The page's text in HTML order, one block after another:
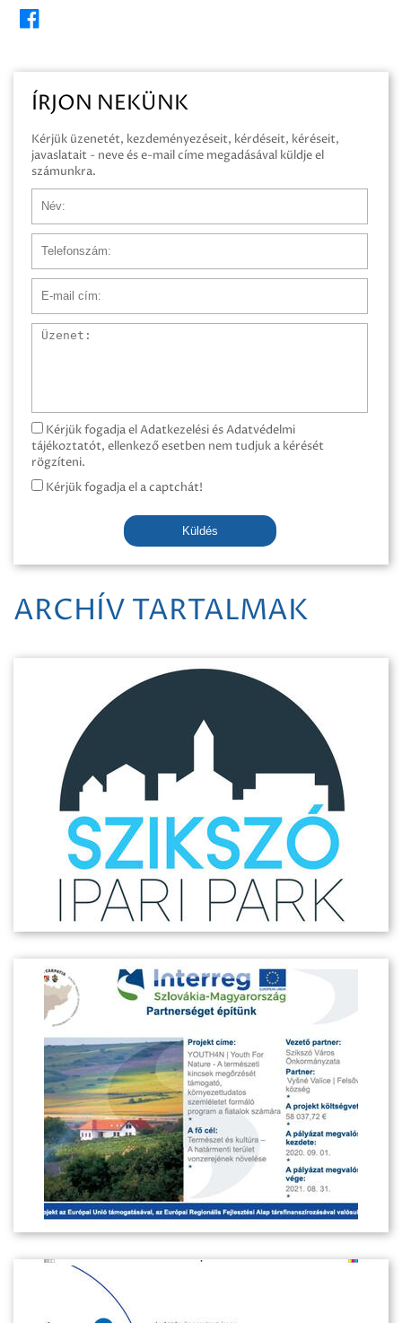
ÍRJON NEKÜNK
Kérjük üzenetét, kezdeményezéseit, kérdéseit, kéréseit,
javaslatait - neve és e-mail címe megadásával küldje el
számunkra.
Név
Telefonszám
E-mail cím
Üzenet
Kérjük fogadja el Adatkezelési és Adatvédelmi
tájékoztatót, ellenkező esetben nem tudjuk a kérését
rögzíteni.
Kérjük fogadja el a captchát!
Küldés
ARCHÍV TARTALMAK